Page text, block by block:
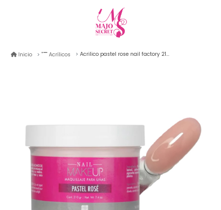
Inicio Acrílicos Acrilico pastel rose nail factory 210gr